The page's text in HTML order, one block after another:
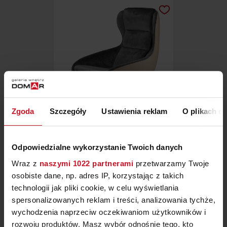
Zgoda Szczegóły Ustawienia reklam O plikach
Odpowiedzialne wykorzystanie Twoich danych
Wraz z naszymi 1022 partnerami przetwarzamy Twoje
osobiste dane, np. adres IP, korzystając z takich
technologii jak pliki cookie, w celu wyświetlania
spersonalizowanych reklam i treści, analizowania tychże,
wychodzenia naprzeciw oczekiwaniom użytkowników i
rozwoju produktów. Masz wybór odnośnie tego, kto
ZAPYTAJ O CENĘ W SALONIE
MEBLE DOSTĘPNE OD RĘKI